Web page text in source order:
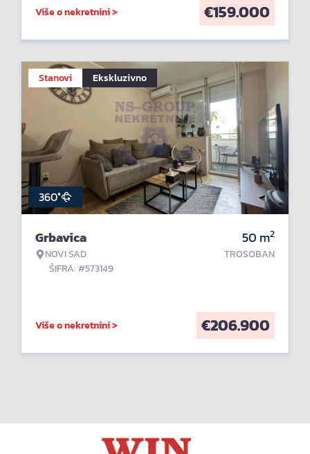
Više o nekretnini > €159.000
Stanovi Ekskluzivno
360°
Grbavica
NOVI SAD
ŠIFRA: #573149
50 m2
TROSOBAN
Više o nekretnini > €206.900